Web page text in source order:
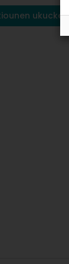
ukucken